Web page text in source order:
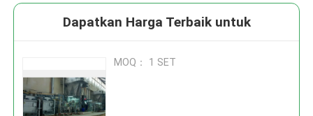
Dapatkan Harga Terbaik untuk
MOQ： 1 SET